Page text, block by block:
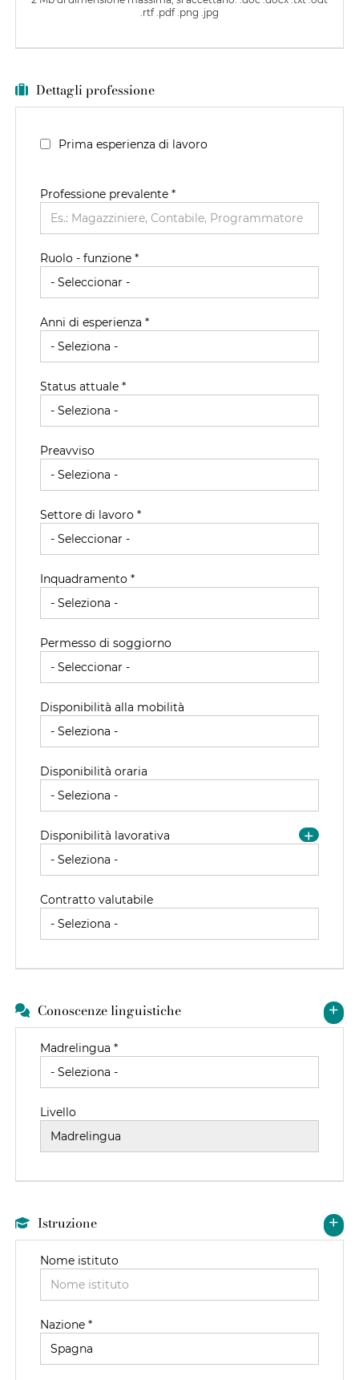
.rtf .pdf .png .jpg
Dettagli professione
Prima esperienza di lavoro
Professione prevalente *
Ruolo - funzione *
Anni di esperienza *
Status attuale *
Preavviso
Settore di lavoro *
Inquadramento *
Permesso di soggiorno
Disponibilità alla mobilità
Disponibilità oraria
Disponibilità lavorativa
Contratto valutabile
Conoscenze linguistiche
Madrelingua *
Livello
Istruzione
Nome istituto
Nazione *